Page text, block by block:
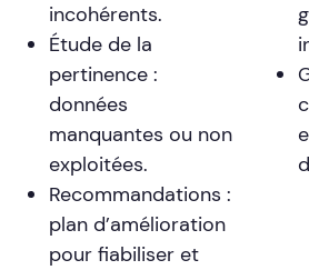
incohérents.
Étude de la
pertinence :
données
manquantes ou non
exploitées.
Recommandations :
plan d’amélioration
pour fiabiliser et